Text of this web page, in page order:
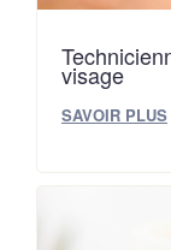
visage
SAVOIR PLUS